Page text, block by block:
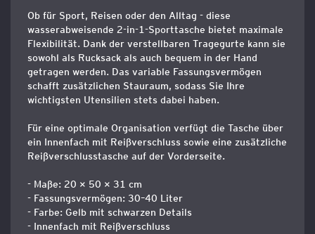
Ob für Sport, Reisen oder den Alltag - diese
wasserabweisende 2-in-1-Sporttasche bietet maximale
Flexibilität. Dank der verstellbaren Tragegurte kann sie
sowohl als Rucksack als auch bequem in der Hand
getragen werden. Das variable Fassungsvermögen
schafft zusätzlichen Stauraum, sodass Sie Ihre
wichtigsten Utensilien stets dabei haben.
Für eine optimale Organisation verfügt die Tasche über
ein Innenfach mit Reißverschluss sowie eine zusätzliche
Reißverschlusstasche auf der Vorderseite.
- Maße: 20 × 50 × 31 cm
- Fassungsvermögen: 30–40 Liter
- Farbe: Gelb mit schwarzen Details
- Innenfach mit Reißverschluss